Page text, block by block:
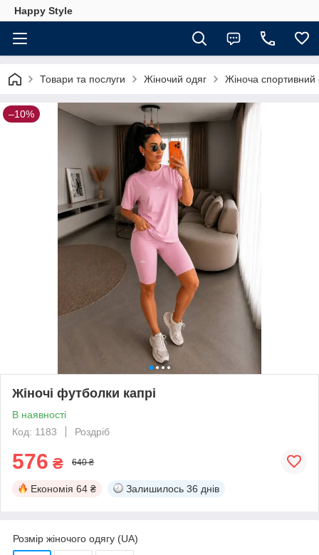
Happy Style
Товари та послуги Жіночий одяг Жіноча спортивний
–10%
Жіночі футболки капрі
В наявності
Код: 1183
Роздріб
576 ₴ 640 ₴
Економія 64 ₴ Залишилось 36 днів
Розмір жіночого одягу (UA)